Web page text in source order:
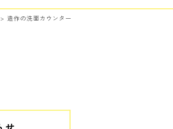
> 造作の洗面カウンター